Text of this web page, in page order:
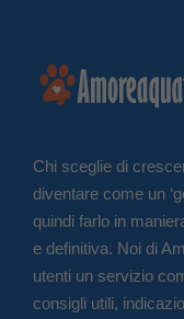
Chi sceglie di
diventare come un
quindi farlo in
e definitiva. Noi di
utenti un servizio
consigli utili,